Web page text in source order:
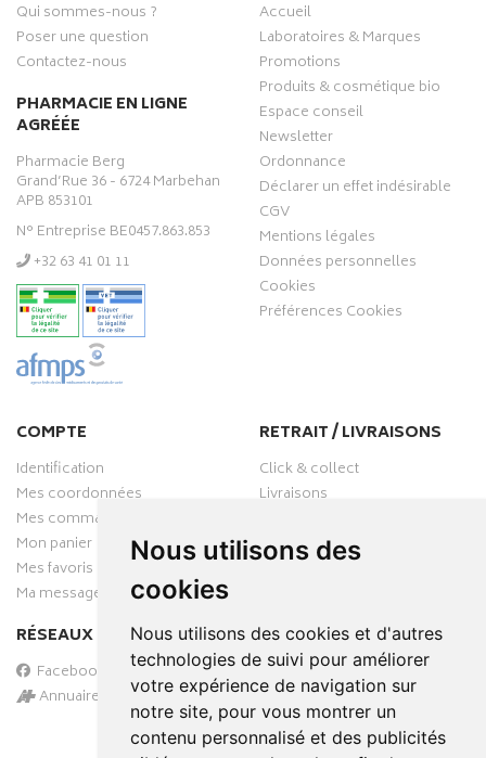
Nous utilisons des
cookies
Nous utilisons des cookies et d'autres
technologies de suivi pour améliorer
votre expérience de navigation sur
notre site, pour vous montrer un
contenu personnalisé et des publicités
Qui sommes-nous ?
Poser une question
Contactez-nous
PHARMACIE EN LIGNE
AGRÉÉE
Pharmacie Berg
Grand’Rue 36 - 6724 Marbehan
APB 853101
N° Entreprise BE0457.863.853
‭+32 63 41 01 11‬
Accueil
Laboratoires & Marques
Promotions
Produits & cosmétique bio
Espace conseil
Newsletter
Ordonnance
Déclarer un effet indésirable
CGV
Mentions légales
Données personnelles
Cookies
Préférences Cookies
COMPTE
Identification
Mes coordonnées
Mes commandes
Mon panier
Mes favoris
Ma messagerie
RÉSEAUX SOCIAUX
Facebook
Annuaire des pharmacies
RETRAIT / LIVRAISONS
Click & collect
Livraisons
PAIEMENT SÉCURISÉ